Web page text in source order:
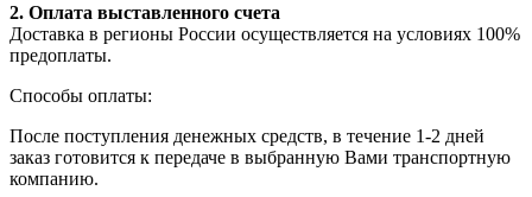
2. Оплата выставленного счета
Доставка в регионы России осуществляется на условиях 100%
предоплаты.
Способы оплаты:
После поступления денежных средств, в течение 1-2 дней
заказ готовится к передаче в выбранную Вами транспортную
компанию.